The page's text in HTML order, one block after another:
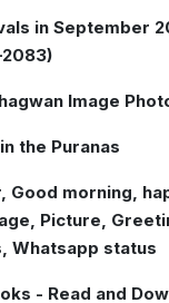
in September
Image
the Puranas
Good morning,
Picture,
Whatsapp status
- Read and